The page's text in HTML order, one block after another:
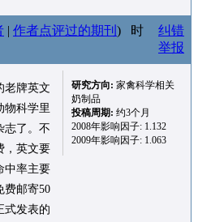
| 作者点评过的期刊 ) 时
纠错
举报
老牌英文
物科学里
志了。不
，英文要
中率主要
费邮寄50
式发表的
研究方向: 家禽科学相关
奶制品
投稿周期: 约3个月
2008年影响因子: 1.132
2009年影响因子: 1.063